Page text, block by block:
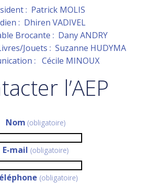
: Patrick MOLIS
: Dhiren VADIVEL
Brocante : Dany ANDRY
Jouets : Suzanne HUDYMA
: Cécile MINOUX
l’AEP
Nom (obligatoire)
E-mail (obligatoire)
(obligatoire)